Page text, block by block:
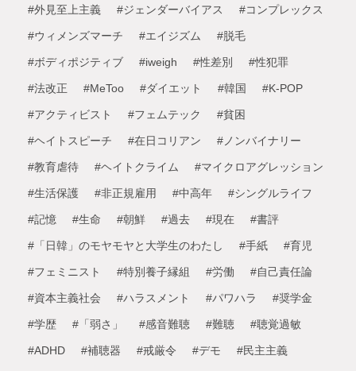
#外見至上主義 #ジェンダーバイアス #コンプレックス
#ウィメンズマーチ #エイジズム #脱毛
#ボディポジティブ #iweigh #性差別 #性犯罪
#法改正 #MeToo #ダイエット #韓国 #K-POP
#アクティビスト #フェムテック #貧困
#ヘイトスピーチ #在日コリアン #ノンバイナリー
#教育虐待 #ヘイトクライム #マイクロアグレッション
#生活保護 #非正規雇用 #中高年 #シングルライフ
#記憶 #生命 #朝鮮 #過去 #現在 #書評
#「日韓」のモヤモヤと大学生のわたし #手紙 #育児
#フェミニスト #特別養子縁組 #労働 #自己責任論
#資本主義社会 #ハラスメント #パワハラ #奨学金
#学歴 #「弱さ」 #感音難聴 #難聴 #聴覚過敏
#ADHD #補聴器 #戒厳令 #デモ #民主主義